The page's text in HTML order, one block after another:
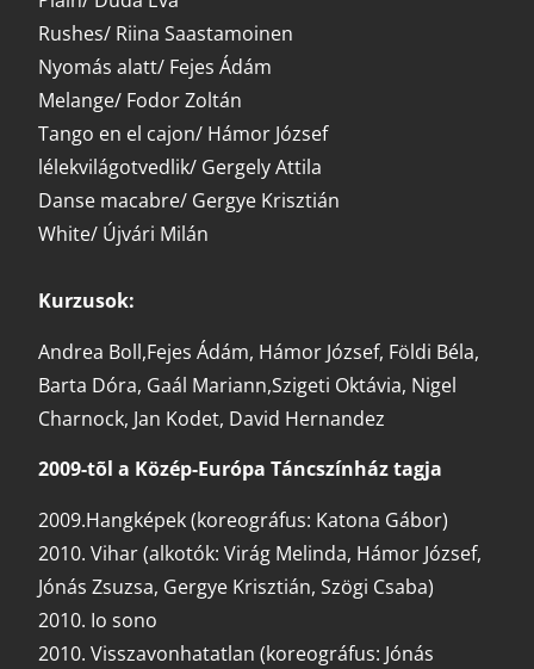
Rushes/ Riina Saastamoinen
Nyomás alatt/ Fejes Ádám
Melange/ Fodor Zoltán
Tango en el cajon/ Hámor József
lélekvilágotvedlik/ Gergely Attila
Danse macabre/ Gergye Krisztián
White/ Újvári Milán
Kurzusok:
Andrea Boll,Fejes Ádám, Hámor József, Földi Béla,
Barta Dóra, Gaál Mariann,Szigeti Oktávia, Nigel
Charnock, Jan Kodet, David Hernandez
2009-tõl a Közép-Európa Táncszínház tagja
2009.Hangképek (koreográfus: Katona Gábor)
2010. Vihar (alkotók: Virág Melinda, Hámor József,
Jónás Zsuzsa, Gergye Krisztián, Szögi Csaba)
2010. Io sono
2010. Visszavonhatatlan (koreográfus: Jónás